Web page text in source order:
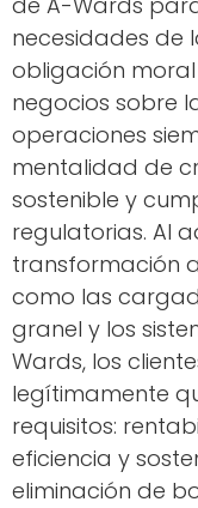
necesidades de
obligación
negocios sobre
operaciones
mentalidad de
sostenible y
regulatorias. Al
transformación
como las
granel y los
Wards, los
legítimamente
requisitos:
eficiencia y
eliminación de